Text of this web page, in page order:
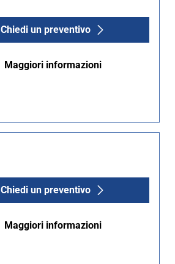
Chiedi un preventivo
Maggiori informazioni
Chiedi un preventivo
Maggiori informazioni